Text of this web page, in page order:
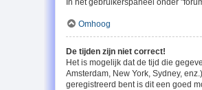
Omhoog
De tijden zijn niet correct!
Het is mogelijk dat de tijd die
Amsterdam, New York, Sydney,
geregistreerd bent is dit een goed